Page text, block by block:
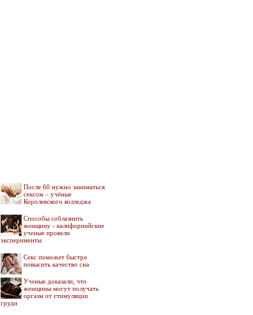
После 60 нужно заниматься
сексом – учёные
Королевского колледжа
Способы соблазнить
женщину - калифорнийские
ученые провели
эксперименты
Секс поможет быстро
повысить качество сна
Ученые доказали, что
женщины могут получать
оргазм от стимуляции
груди